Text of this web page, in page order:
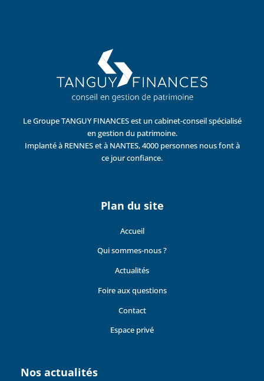
Le Groupe TANGUY FINANCES est un cabinet-conseil spécialisé
en gestion du patrimoine.
Implanté à RENNES et à NANTES, 4000 personnes nous font à
ce jour confiance.
Plan du site
Accueil
Qui sommes-nous ?
Actualités
Foire aux questions
Contact
Espace privé
Nos actualités